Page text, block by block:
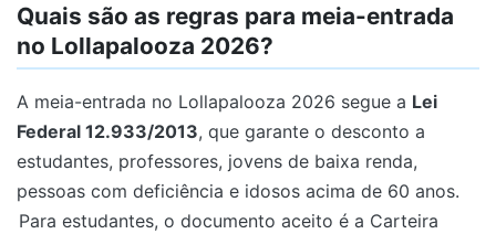
Quais são as regras para meia-entrada
no Lollapalooza 2026?
A meia-entrada no Lollapalooza 2026 segue a Lei
Federal 12.933/2013, que garante o desconto a
estudantes, professores, jovens de baixa renda,
pessoas com deficiência e idosos acima de 60 anos.
Para estudantes, o documento aceito é a Carteira